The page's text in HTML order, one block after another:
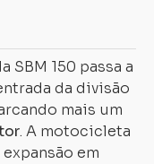
SBM 150 passa a
da divisão
mais um
. A motocicleta
em